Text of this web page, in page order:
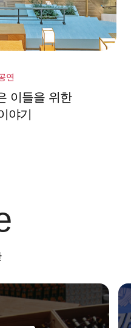
연
이들을 위한
야기